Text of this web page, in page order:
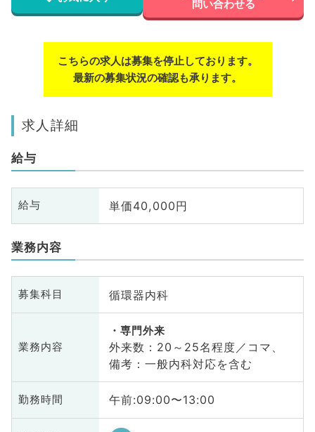
問い合わせる
こちらの求人は募集を停止しております。
最新の募集状況の確認も承ります。
求人詳細
給与
給与 単価40,000円
業務内容
募集科目 循環器内科
業務内容
専門外来
外来数：20～25名程度／コマ、
備考：一般内科対応を含む
勤務時間 午前:09:00〜13:00